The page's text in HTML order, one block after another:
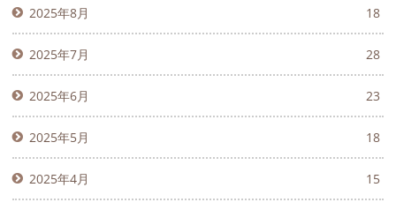
2025年8月 18
2025年7月 28
2025年6月 23
2025年5月 18
2025年4月 15